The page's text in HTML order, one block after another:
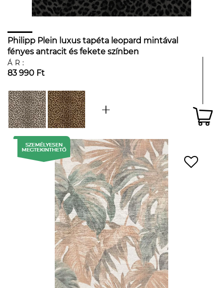
Philipp Plein luxus tapéta leopard mintával
fényes antracit és fekete színben
ÁR:
83 990 Ft